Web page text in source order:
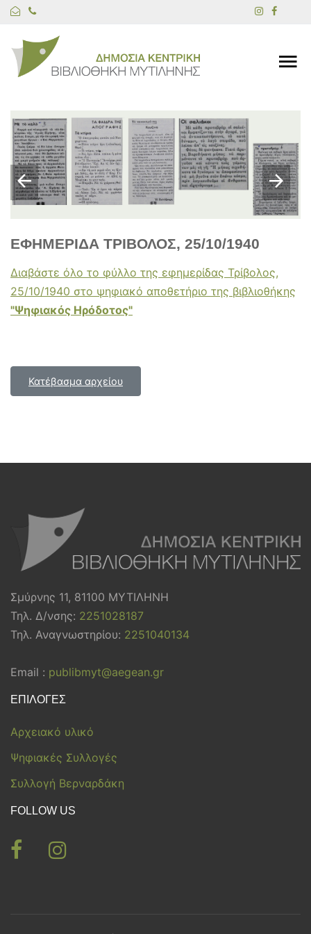
ΕΦΗΜΕΡΙΔΑ ΤΡΙΒΟΛΟΣ, 25/10/1940
Διαβάστε όλο το φύλλο της εφημερίδας Τρίβολος,
25/10/1940 στο ψηφιακό αποθετήριο της βιβλιοθήκης
"Ψηφιακός Ηρόδοτος"
Κατέβασμα αρχείου
Σμύρνης 11, 81100 ΜΥΤΙΛΗΝΗ
Τηλ. Δ/νσης: 2251028187
Τηλ. Αναγνωστηρίου: 2251040134
Email : publibmyt@aegean.gr
ΕΠΙΛΟΓΕΣ
Αρχειακό υλικό
Ψηφιακές Συλλογές
Συλλογή Βερναρδάκη
FOLLOW US